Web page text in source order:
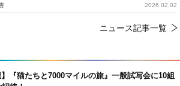
2026.02.02
ニュース記事一覧
】『猫たちと7000マイルの旅』一般試写会に10組